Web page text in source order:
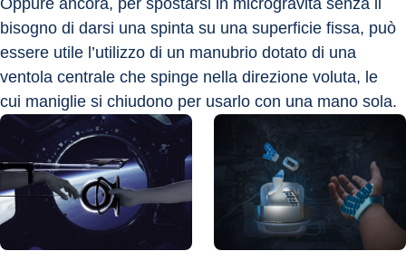
bisogno di darsi una spinta su una superficie fissa, può
essere utile l’utilizzo di un manubrio dotato di una
ventola centrale che spinge nella direzione voluta, le
cui maniglie si chiudono per usarlo con una mano sola.